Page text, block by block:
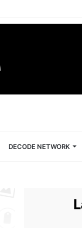
DECODE NETWORK